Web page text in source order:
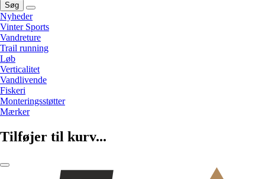
Søg
Nyheder
Vinter Sports
Vandreture
Trail running
Løb
Verticalitet
Vandlivende
Fiskeri
Monteringsstøtter
Mærker
Tilføjer til kurv...